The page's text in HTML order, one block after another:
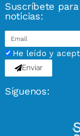
Suscríbete
noticias:
He leído y
Enviar
Síguenos: